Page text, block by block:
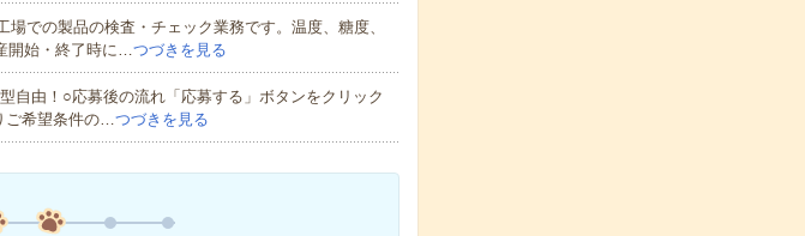
での製品の検査・チェック業務です。温度、糖度、
開始・終了時に…つづきを見る
自由！○応募後の流れ「応募する」ボタンをクリック
ご希望条件の…つづきを見る